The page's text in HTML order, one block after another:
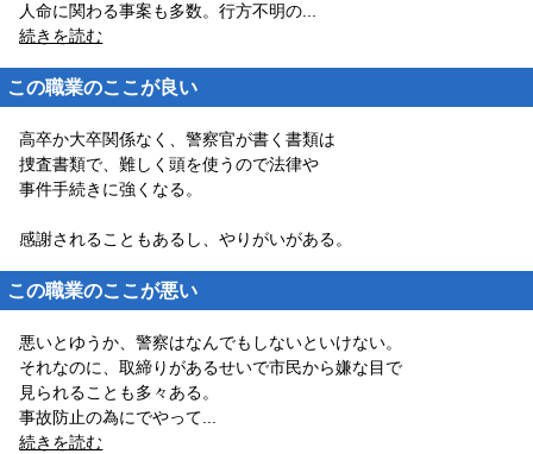
人命に関わる事案も多数。行方不明の...
続きを読む
この職業のここが良い
高卒か大卒関係なく、警察官が書く書類は
捜査書類で、難しく頭を使うので法律や
事件手続きに強くなる。
感謝されることもあるし、やりがいがある。
この職業のここが悪い
悪いとゆうか、警察はなんでもしないといけない。
それなのに、取締りがあるせいで市民から嫌な目で
見られることも多々ある。
事故防止の為にでやって...
続きを読む